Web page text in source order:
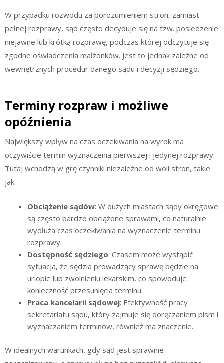
W przypadku rozwodu za porozumieniem stron, zamiast
pełnej rozprawy, sąd często decyduje się na tzw. posiedzenie
niejawne lub krótką rozprawę, podczas której odczytuje się
zgodne oświadczenia małżonków. Jest to jednak zależne od
wewnętrznych procedur danego sądu i decyzji sędziego.
Terminy rozpraw i możliwe
opóźnienia
Największy wpływ na czas oczekiwania na wyrok ma
oczywiście termin wyznaczenia pierwszej i jedynej rozprawy.
Tutaj wchodzą w grę czynniki niezależne od woli stron, takie
jak:
Obciążenie sądów: W dużych miastach sądy okręgowe
są często bardzo obciążone sprawami, co naturalnie
wydłuża czas oczekiwania na wyznaczenie terminu
rozprawy.
Dostępność sędziego: Czasem może wystąpić
sytuacja, że sędzia prowadzący sprawę będzie na
urlopie lub zwolnieniu lekarskim, co spowoduje
konieczność przesunięcia terminu.
Praca kancelarii sądowej: Efektywność pracy
sekretariatu sądu, który zajmuje się doręczaniem pism i
wyznaczaniem terminów, również ma znaczenie.
W idealnych warunkach, gdy sąd jest sprawnie